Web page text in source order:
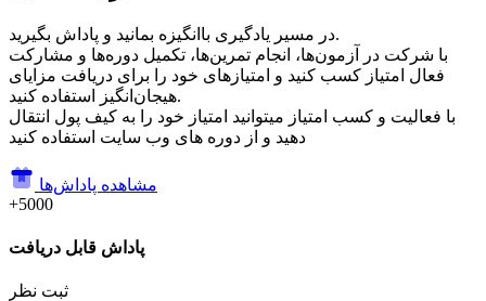
در مسیر یادگیری باانگیزه بمانید و پاداش بگیرید.
با شرکت در آزمون‌ها، انجام تمرین‌ها، تکمیل دوره‌ها و مشارکت
فعال امتیاز کسب کنید و امتیازهای خود را برای دریافت مزایای
هیجان‌انگیز استفاده کنید.
با فعالیت و کسب امتیاز میتوانید امتیاز خود را به کیف پول انتقال
دهید و از دوره های وب سایت استفاده کنید
مشاهده پاداش‌ها
+5000
پاداش قابل دریافت
ثبت نظر